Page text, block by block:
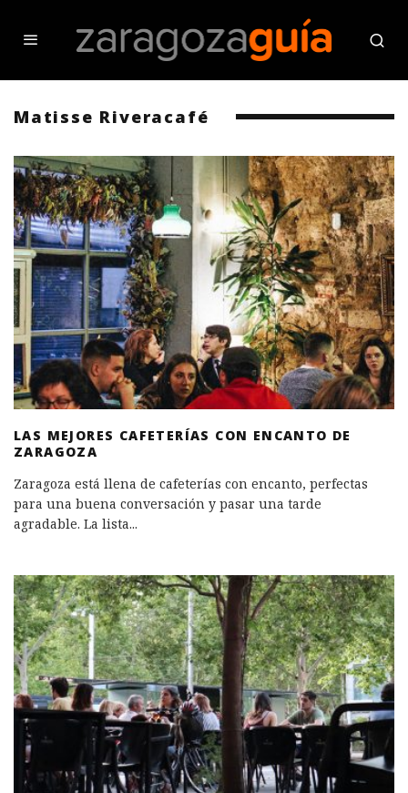
Matisse Riveracafé
LAS MEJORES CAFETERÍAS CON ENCANTO DE
ZARAGOZA
Zaragoza está llena de cafeterías con encanto, perfectas
para una buena conversación y pasar una tarde
agradable. La lista...